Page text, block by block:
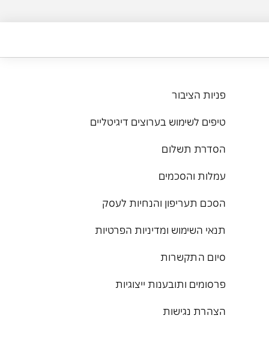
פניות הציבור
טיפים לשימוש בערוצים דיגיטליים
הסדרת תשלום
עמלות והסכמים
הסכם תעריפון והנחיות לעסק
תנאי השימוש ומדיניות הפרטיות
סיום התקשרות
פרסומים ותובענות ייצוגיות
הצהרת נגישות